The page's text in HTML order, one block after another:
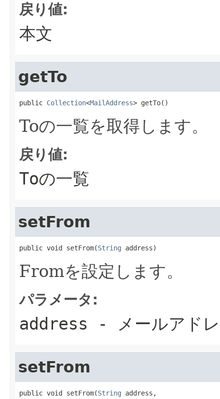
戻り値:
本文
getTo
public Collection<MailAddress> getTo()
Toの一覧を取得します。
戻り値:
Toの一覧
setFrom
public void setFrom(String address)
Fromを設定します。
パラメータ:
address - メールアド
setFrom
public void setFrom(String address,